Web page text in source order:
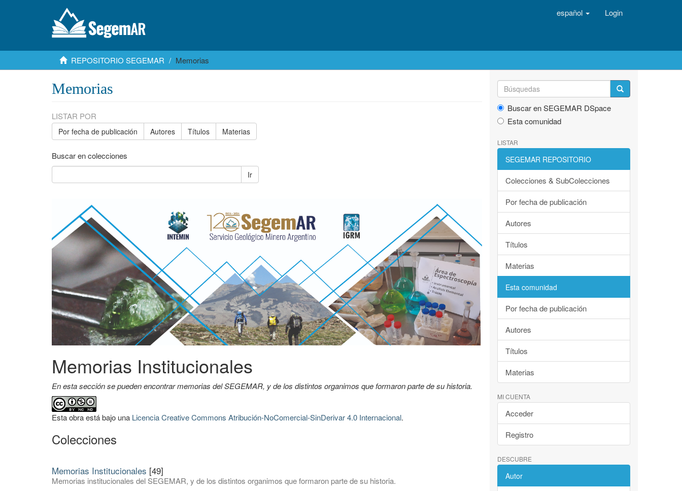
español Login
REPOSITORIO SEGEMAR Memorias
Memorias
LISTAR POR
Por fecha de publicación Autores Títulos Materias
Buscar en colecciones
Ir
Memorias Institucionales
En esta sección se pueden encontrar memorias del SEGEMAR, y de los distintos organimos que formaron parte de su historia.
Esta obra está bajo una Licencia Creative Commons Atribución-NoComercial-SinDerivar 4.0 Internacional.
Colecciones
Memorias Institucionales [49]
Memorias institucionales del SEGEMAR, y de los distintos organimos que formaron parte de su historia.
Buscar en SEGEMAR DSpace
Esta comunidad
LISTAR
SEGEMAR REPOSITORIO
Colecciones & SubColecciones
Por fecha de publicación
Autores
Títulos
Materias
Esta comunidad
Por fecha de publicación
Autores
Títulos
Materias
MI CUENTA
Acceder
Registro
DESCUBRE
Autor